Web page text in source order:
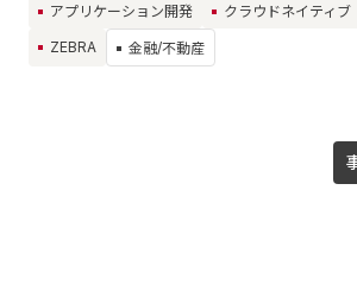
アプリケーション開発 クラウドネイティブ
ZEBRA
金融/不動産